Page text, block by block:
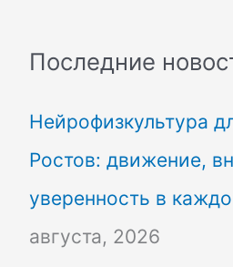
к
:
Последние
Нейрофизкультура
Ростов: движение,
уверенность в
августа, 2026